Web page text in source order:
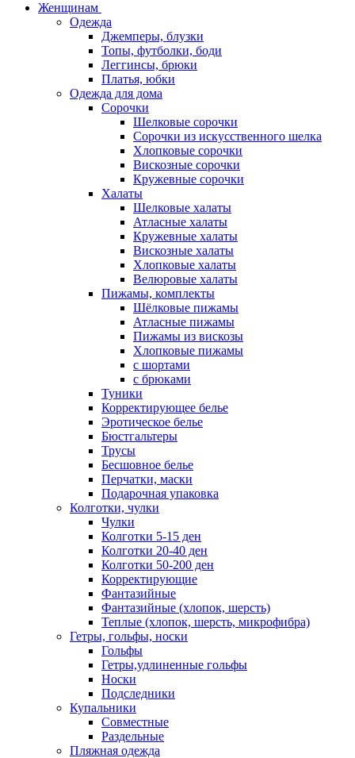
Женщинам
Одежда
Джемперы, блузки
Топы, футболки, боди
Леггинсы, брюки
Платья, юбки
Одежда для дома
Сорочки
Шелковые сорочки
Сорочки из искусственного шелка
Хлопковые сорочки
Вискозные сорочки
Кружевные сорочки
Халаты
Шелковые халаты
Атласные халаты
Кружевные халаты
Вискозные халаты
Хлопковые халаты
Велюровые халаты
Пижамы, комплекты
Шёлковые пижамы
Атласные пижамы
Пижамы из вискозы
Хлопковые пижамы
с шортами
с брюками
Туники
Корректирующее белье
Эротическое белье
Бюстгальтеры
Трусы
Бесшовное белье
Перчатки, маски
Подарочная упаковка
Колготки, чулки
Чулки
Колготки 5-15 ден
Колготки 20-40 ден
Колготки 50-200 ден
Корректирующие
Фантазийные
Фантазийные (хлопок, шерсть)
Теплые (хлопок, шерсть, микрофибра)
Гетры, гольфы, носки
Гольфы
Гетры,удлиненные гольфы
Носки
Подследники
Купальники
Совместные
Раздельные
Пляжная одежда